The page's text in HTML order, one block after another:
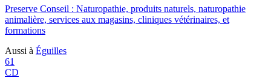
Preserve Conseil : Naturopathie, produits naturels, naturopathie
animalière, services aux magasins, cliniques vétérinaires, et
formations
Aussi à Éguilles
61
CD